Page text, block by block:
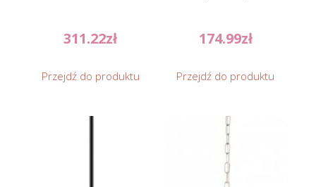
311.22zł
Przejdź do produktu
174.99zł
Przejdź do produktu